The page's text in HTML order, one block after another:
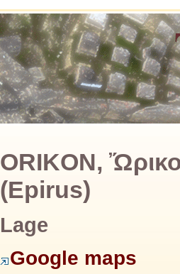
ORIKON,
(Epirus)
Lage
Google maps